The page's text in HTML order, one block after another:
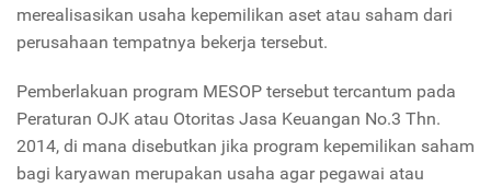
merealisasikan usaha kepemilikan aset atau saham dari
perusahaan tempatnya bekerja tersebut.
Pemberlakuan program MESOP tersebut tercantum pada
Peraturan OJK atau Otoritas Jasa Keuangan No.3 Thn.
2014, di mana disebutkan jika program kepemilikan saham
bagi karyawan merupakan usaha agar pegawai atau